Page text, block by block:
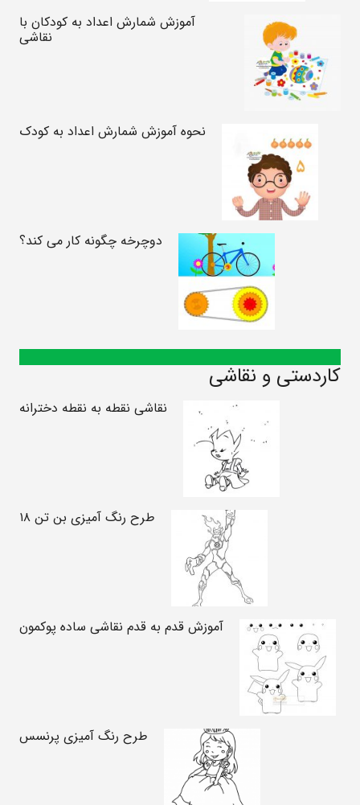
آموزش شمارش اعداد به کودکان با
نقاشی
نحوه آموزش شمارش اعداد به کودک
دوچرخه چگونه کار می کند؟
کاردستی و نقاشی
نقاشی نقطه به نقطه دخترانه
طرح رنگ آمیزی بن تن ۱۸
آموزش قدم به قدم نقاشی ساده پوکمون
طرح رنگ آمیزی پرنسس